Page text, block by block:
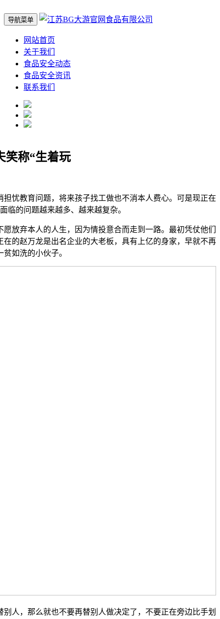
导航菜单
网站首页
关于我们
食品安全动态
食品安全资讯
联系我们
笑称“生着玩
教育问题，将来孩子找工做也不消本人费心。可是现正在
临的问题越来越多、越来越复杂。
弃本人的人生，因为情投意合而走到一路。最初凭仗他们
的赵万龙是出名企业的大老板，具有上亿的身家，早就不再
贫如洗的小伙子。
，那么就也不要再替别人做决定了，不要正在旁边比手划